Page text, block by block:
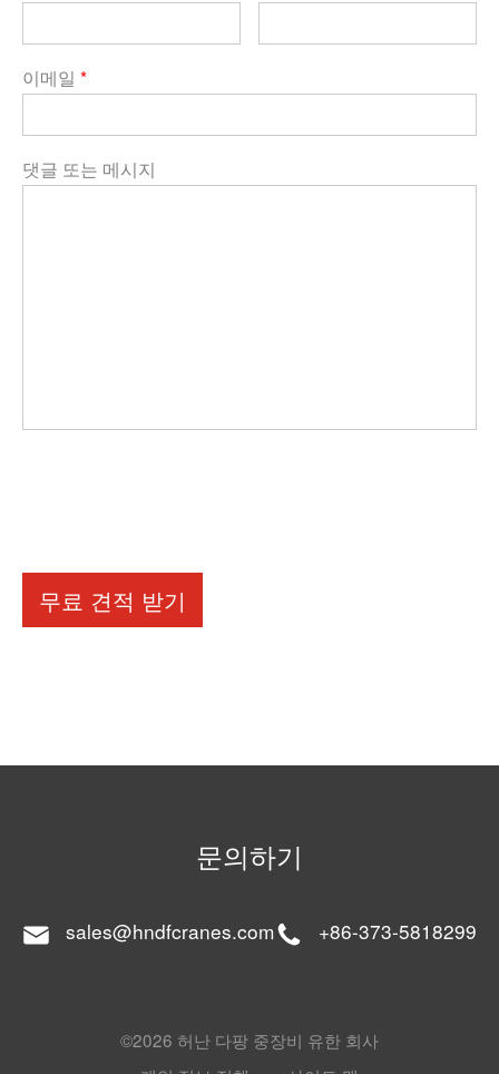
이메일 *
댓글 또는 메시지
무료 견적 받기
문의하기
sales@hndfcranes.com +86-373-5818299
©2026 허난 다팡 중장비 유한 회사